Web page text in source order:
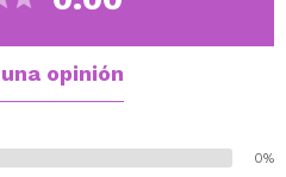
Jazmín.
y moderno, perfecto
opinión
0%